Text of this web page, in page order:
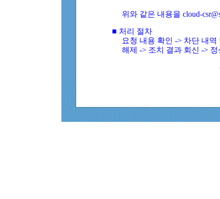
위와 같은 내용을 cloud-
■ 처리 절차
요청 내용 확인 -> 차단 내
해제 -> 조치 결과 회신 ->